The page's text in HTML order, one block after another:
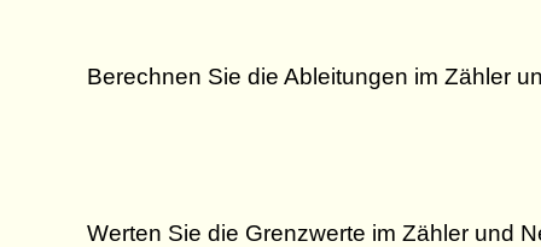
Berechnen Sie die Ableitungen im Zähler
Werten Sie die Grenzwerte im Zähler und